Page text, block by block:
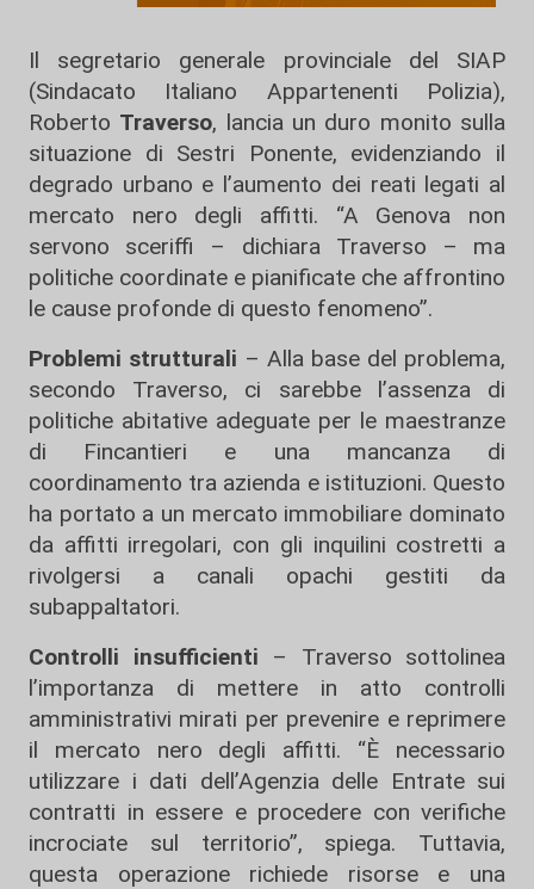
Il segretario generale provinciale del SIAP
(Sindacato Italiano Appartenenti Polizia),
Roberto Traverso, lancia un duro monito sulla
situazione di Sestri Ponente, evidenziando il
degrado urbano e l’aumento dei reati legati al
mercato nero degli affitti. “A Genova non
servono sceriffi – dichiara Traverso – ma
politiche coordinate e pianificate che affrontino
le cause profonde di questo fenomeno”.
Problemi strutturali – Alla base del problema,
secondo Traverso, ci sarebbe l’assenza di
politiche abitative adeguate per le maestranze
di Fincantieri e una mancanza di
coordinamento tra azienda e istituzioni. Questo
ha portato a un mercato immobiliare dominato
da affitti irregolari, con gli inquilini costretti a
rivolgersi a canali opachi gestiti da
subappaltatori.
Controlli insufficienti – Traverso sottolinea
l’importanza di mettere in atto controlli
amministrativi mirati per prevenire e reprimere
il mercato nero degli affitti. “È necessario
utilizzare i dati dell’Agenzia delle Entrate sui
contratti in essere e procedere con verifiche
incrociate sul territorio”, spiega. Tuttavia,
questa operazione richiede risorse e una